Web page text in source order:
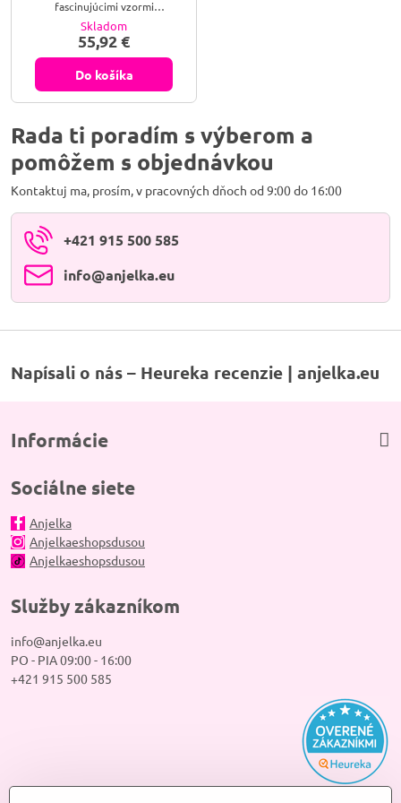
tečúcou vodou alebo dymom — najmä po emocionálne náročných
dňoch — a nabíja v mesačnom svetle alebo pri prírodnej vode: pri
jazere, potoku či mori. Kameň oceánu a voda k sebe patria
prirodzene.
fascinujúcimi vzormi
pripomínajúcimi morské
pobrežie. Kameň, ktorý naprieč
kultúrami sprevádzal ľudí
tisícročia, v jedinečnom
prevedení oceánskeho jaspisu.
Skladom
55,92 €
Do košíka
Rada ti poradím s výberom a
pomôžem s objednávkou
Kontaktuj ma, prosím, v pracovných dňoch od 9:00 do 16:00
+421 915 500 585
info​@anjelka​.eu
Napísali o nás – Heureka recenzie | anjelka.eu
Informácie
Sociálne siete
Anjelka
Anjelkaeshopsdusou
Anjelkaeshopsdusou
Služby zákazníkom
info@anjelka.eu
PO - PIA 09:00 - 16:00
+421 915 500 585